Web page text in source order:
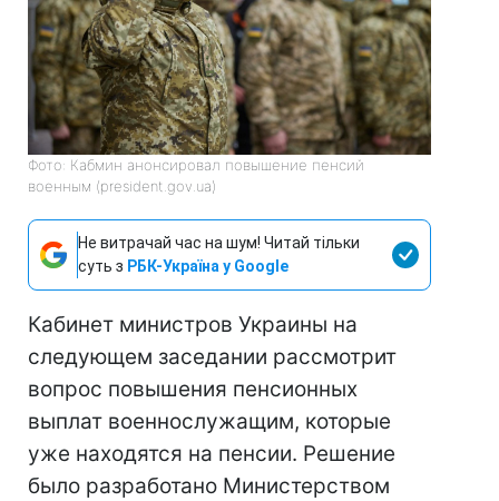
Фото: Кабмин анонсировал повышение пенсий
военным (president.gov.ua)
Не витрачай час на шум! Читай тільки
суть з РБК-Україна у Google
Кабинет министров Украины на
следующем заседании рассмотрит
вопрос повышения пенсионных
выплат военнослужащим, которые
уже находятся на пенсии. Решение
было разработано Министерством